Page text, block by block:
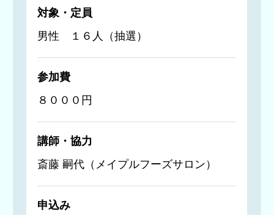
対象・定員
男性 １６人（抽選）
参加費
８０００円
講師・協力
斎藤 嗣代（メイプルフーズサロン）
申込み